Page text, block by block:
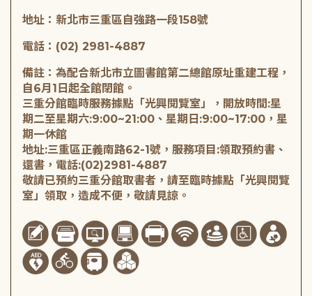
地址：新北市三重區自強路一段158號
電話：(02) 2981-4887
備註：為配合新北市立圖書館第二總館原址重建工程，
自6月1日起全館閉館。
三重分館臨時服務據點「光興閱覽室」，開放時間:星
期二至星期六:9:00~21:00、星期日:9:00~17:00，星
期一休館
地址:三重區正義南路62-1號，服務項目:領取預約書、
還書，電話:(02)2981-4887
敬請已預約三重分館取書者，請至臨時據點「光興閱覽
室」領取，造成不便，敬請見諒。